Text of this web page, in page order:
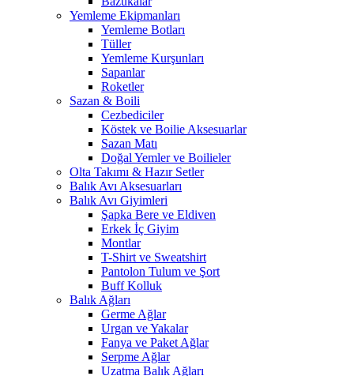
Yemleme Ekipmanları
Yemleme Botları
Tüller
Yemleme Kurşunları
Sapanlar
Roketler
Sazan & Boili
Cezbediciler
Köstek ve Boilie Aksesuarlar
Sazan Matı
Doğal Yemler ve Boilieler
Olta Takımı & Hazır Setler
Balık Avı Aksesuarları
Balık Avı Giyimleri
Şapka Bere ve Eldiven
Erkek İç Giyim
Montlar
T-Shirt ve Sweatshirt
Pantolon Tulum ve Şort
Buff Kolluk
Balık Ağları
Germe Ağlar
Urgan ve Yakalar
Fanya ve Paket Ağlar
Serpme Ağlar
Uzatma Balık Ağları